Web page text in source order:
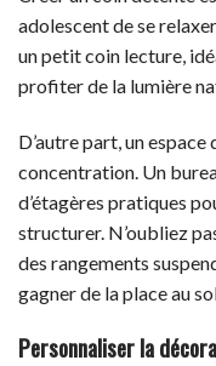
adolescent de se
un petit coin lecture,
profiter de la lumière
D’autre part, un
concentration. Un
d’étagères pratiques
structurer. N’oubliez
des rangements
gagner de la place au
Personnaliser la